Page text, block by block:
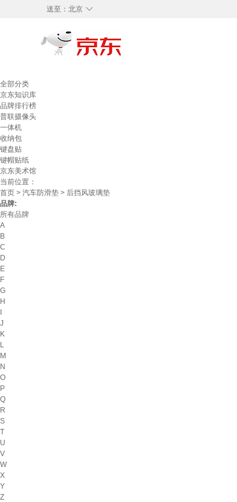
◇
送至： 北京
全部分类
京东知识库
品牌排行榜
普联摄像头
一体机
收纳包
键盘贴
键帽贴纸
京东美术馆
当前位置：
首页 > 汽车防滑垫 > 后挡风玻璃垫
品牌:
所有品牌
A
B
C
D
E
F
G
H
J
K
L
M
N
O
P
Q
R
S
T
U
V
W
X
Y
Z